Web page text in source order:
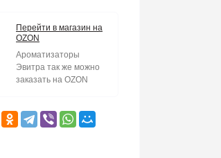
Перейти в магазин на
OZON
Ароматизаторы
Эвитра так же можно
заказать на OZON